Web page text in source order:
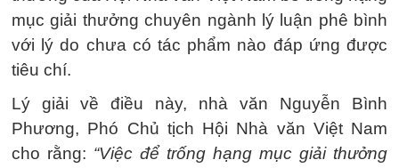
mục giải thưởng chuyên ngành lý luận phê bình
với lý do chưa có tác phẩm nào đáp ứng được
tiêu chí.
Lý giải về điều này, nhà văn Nguyễn Bình
Phương, Phó Chủ tịch Hội Nhà văn Việt Nam
cho rằng: “Việc để trống hạng mục giải thưởng